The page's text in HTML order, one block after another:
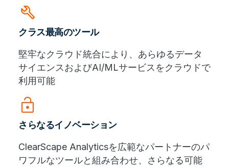
build
クラス最高のツール
堅牢なクラウド統合により、あらゆるデータ
サイエンスおよびAI/MLサービスをクラウドで
利用可能
lock_open
さらなるイノベーション
ClearScape Analyticsを広範なパートナーのパ
ワフルなツールと組み合わせ、さらなる可能